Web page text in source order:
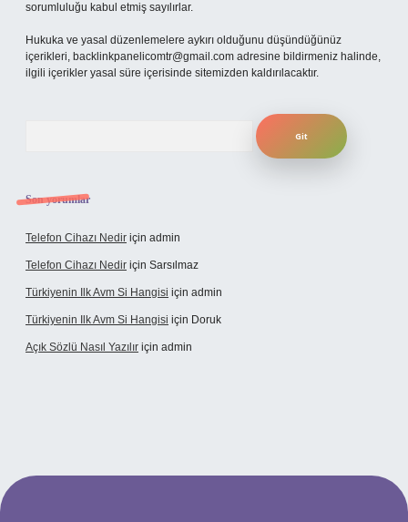
sorumluluğu kabul etmiş sayılırlar.
Hukuka ve yasal düzenlemelere aykırı olduğunu düşündüğünüz
içerikleri, backlinkpanelicomtr@gmail.com adresine bildirmeniz halinde,
ilgili içerikler yasal süre içerisinde sitemizden kaldırılacaktır.
Son yorumlar
Telefon Cihazı Nedir için admin
Telefon Cihazı Nedir için Sarsılmaz
Türkiyenin Ilk Avm Si Hangisi için admin
Türkiyenin Ilk Avm Si Hangisi için Doruk
Açık Sözlü Nasıl Yazılır için admin